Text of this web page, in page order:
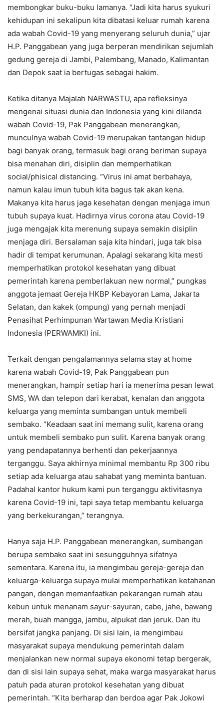
membongkar buku-buku lamanya. “Jadi kita harus syukuri
kehidupan ini sekalipun kita dibatasi keluar rumah karena
ada wabah Covid-19 yang menyerang seluruh dunia,” ujar
H.P. Panggabean yang juga berperan mendirikan sejumlah
gedung gereja di Jambi, Palembang, Manado, Kalimantan
dan Depok saat ia bertugas sebagai hakim.
Ketika ditanya Majalah NARWASTU, apa refleksinya
mengenai situasi dunia dan Indonesia yang kini dilanda
wabah Covid-19, Pak Panggabean menerangkan,
munculnya wabah Covid-19 merupakan tantangan hidup
bagi banyak orang, termasuk bagi orang beriman supaya
bisa menahan diri, disiplin dan memperhatikan
social/phisical distancing. “Virus ini amat berbahaya,
namun kalau imun tubuh kita bagus tak akan kena.
Makanya kita harus jaga kesehatan dengan menjaga imun
tubuh supaya kuat. Hadirnya virus corona atau Covid-19
juga mengajak kita merenung supaya semakin disiplin
menjaga diri. Bersalaman saja kita hindari, juga tak bisa
hadir di tempat kerumunan. Apalagi sekarang kita mesti
memperhatikan protokol kesehatan yang dibuat
pemerintah karena pemberlakuan new normal,” pungkas
anggota jemaat Gereja HKBP Kebayoran Lama, Jakarta
Selatan, dan kakek (ompung) yang pernah menjadi
Penasihat Perhimpunan Wartawan Media Kristiani
Indonesia (PERWAMKI) ini.
Terkait dengan pengalamannya selama stay at home
karena wabah Covid-19, Pak Panggabean pun
menerangkan, hampir setiap hari ia menerima pesan lewat
SMS, WA dan telepon dari kerabat, kenalan dan anggota
keluarga yang meminta sumbangan untuk membeli
sembako. “Keadaan saat ini memang sulit, karena orang
untuk membeli sembako pun sulit. Karena banyak orang
yang pendapatannya berhenti dan pekerjaannya
terganggu. Saya akhirnya minimal membantu Rp 300 ribu
setiap ada keluarga atau sahabat yang meminta bantuan.
Padahal kantor hukum kami pun terganggu aktivitasnya
karena Covid-19 ini, tapi saya tetap membantu keluarga
yang berkekurangan,” terangnya.
Hanya saja H.P. Panggabean menerangkan, sumbangan
berupa sembako saat ini sesungguhnya sifatnya
sementara. Karena itu, ia mengimbau gereja-gereja dan
keluarga-keluarga supaya mulai memperhatikan ketahanan
pangan, dengan memanfaatkan pekarangan rumah atau
kebun untuk menanam sayur-sayuran, cabe, jahe, bawang
merah, buah mangga, jambu, alpukat dan jeruk. Dan itu
bersifat jangka panjang. Di sisi lain, ia mengimbau
masyarakat supaya mendukung pemerintah dalam
menjalankan new normal supaya ekonomi tetap bergerak,
dan di sisi lain supaya sehat, maka warga masyarakat harus
patuh pada aturan protokol kesehatan yang dibuat
pemerintah. “Kita berharap dan berdoa agar Pak Jokowi